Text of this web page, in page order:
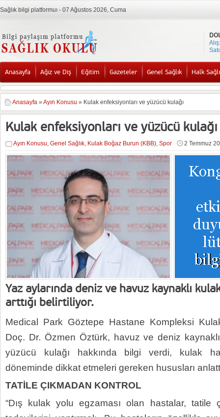
Sağlık bilgi platformuı - 07 Ağustos 2026, Cuma
Alış:
Anasayfa Ağız ve Diş Eğitim Gazeteler Genel Sağlık Halk
Anasayfa » Ayın Konusu » Kulak enfeksiyonları ve yüzücü kulağı
Kulak enfeksiyonları ve yüzücü kulağı
Ayın Konusu, Genel Sağlık, Kulak Boğaz Burun (KBB), Spor 2 Temmuz
Yaz aylarında deniz ve havuz kaynaklı
arttığı belirtiliyor.
Medical Park Göztepe Hastane Kompleksi
Doç. Dr. Özmen Öztürk, havuz ve deniz
yüzücü kulağı hakkında bilgi verdi, kulak
döneminde dikkat etmeleri gereken hususları
TATİLE ÇIKMADAN KONTROL
“Dış kulak yolu egzaması olan hastalar, tatile